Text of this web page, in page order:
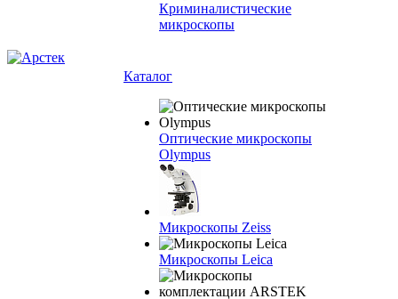
Криминалистические
микроскопы
Каталог
Оптические микроскопы
Olympus
Микроскопы Zeiss
Микроскопы Leica